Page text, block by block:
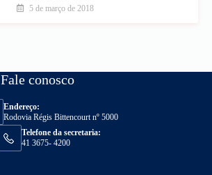
5 de março de 2018
Fale conosco
Endereço:
Rodovia Régis Bittencourt nº 5000
Telefone da secretaria:
41 3675- 4200